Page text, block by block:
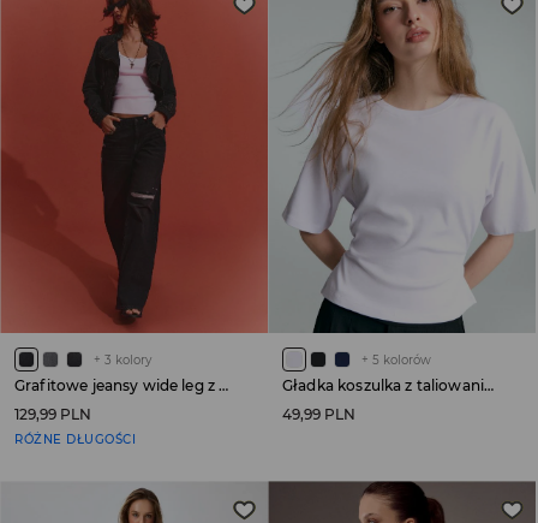
+ 3 kolory
Grafitowe jeansy wide leg z niskim stanem i dziurami
129,99 PLN
RÓŻNE DŁUGOŚCI
+ 5 kolorów
Gładka koszulka z taliowaniem biała
49,99 PLN